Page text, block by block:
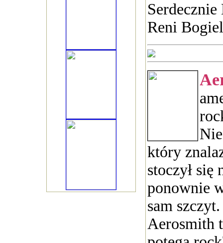
Reni
który
stoczył się
ponownie
sam szczyt.
Aerosmith